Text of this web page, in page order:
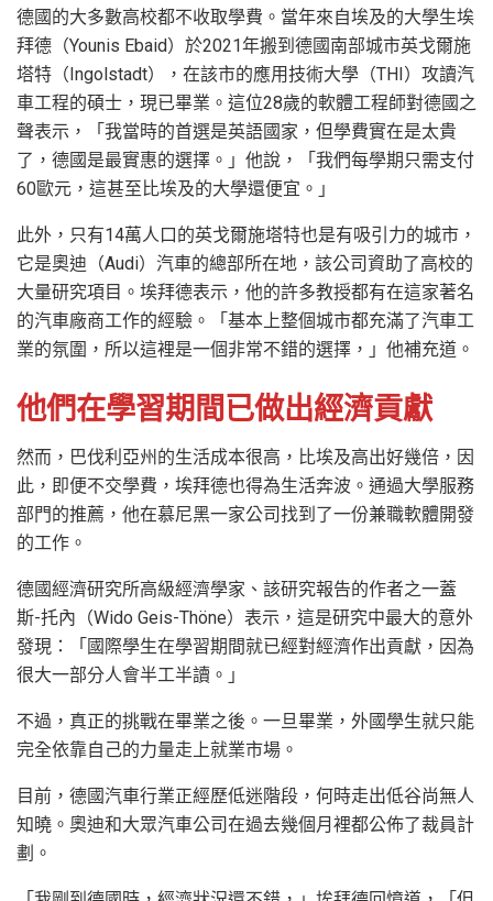
德國的大多數高校都不收取學費。當年來自埃及的大學生埃
拜德（Younis Ebaid）於2021年搬到德國南部城市英戈爾施
塔特（Ingolstadt），在該市的應用技術大學（THI）攻讀汽
車工程的碩士，現已畢業。這位28歲的軟體工程師對德國之
聲表示，「我當時的首選是英語國家，但學費實在是太貴
了，德國是最實惠的選擇。」他說，「我們每學期只需支付
60歐元，這甚至比埃及的大學還便宜。」
此外，只有14萬人口的英戈爾施塔特也是有吸引力的城市，
它是奧迪（Audi）汽車的總部所在地，該公司資助了高校的
大量研究項目。埃拜德表示，他的許多教授都有在這家著名
的汽車廠商工作的經驗。「基本上整個城市都充滿了汽車工
業的氛圍，所以這裡是一個非常不錯的選擇，」他補充道。
他們在學習期間已做出經濟貢獻
然而，巴伐利亞州的生活成本很高，比埃及高出好幾倍，因
此，即便不交學費，埃拜德也得為生活奔波。通過大學服務
部門的推薦，他在慕尼黑一家公司找到了一份兼職軟體開發
的工作。
德國經濟研究所高級經濟學家、該研究報告的作者之一蓋
斯-托內（Wido Geis-Thöne）表示，這是研究中最大的意外
發現：「國際學生在學習期間就已經對經濟作出貢獻，因為
很大一部分人會半工半讀。」
不過，真正的挑戰在畢業之後。一旦畢業，外國學生就只能
完全依靠自己的力量走上就業市場。
目前，德國汽車行業正經歷低迷階段，何時走出低谷尚無人
知曉。奧迪和大眾汽車公司在過去幾個月裡都公佈了裁員計
劃。